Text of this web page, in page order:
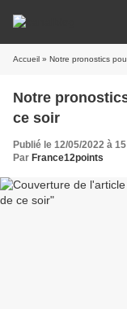
Accueil » Notre pronostics
Notre
ce soir
Publié le 12/05/2022 à
Par France12points